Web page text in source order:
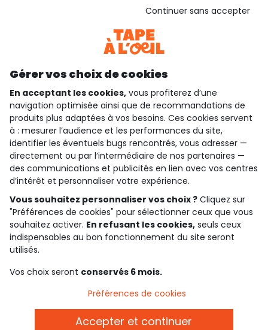
Voir l’attestation de confiance
Téléchargez notre application
Découvrir notre application
qui sommes-nous ?
besoin d'aide ?
le club fidélité
notre catalogue
Conditions générales de ventes et d'utilisation
Politique de confidentialité
Cookies et données personnelles
Paramètres des cookies
Gérer vos choix de cookies
En acceptant les cookies, vous profiterez d’une
navigation optimisée ainsi que de recommandations de
produits plus adaptées à vos besoins. Ces cookies servent
à : mesurer l’audience et les performances du site,
identifier les éventuels bugs rencontrés, vous adresser —
directement ou par l’intermédiaire de nos partenaires —
des communications et publicités en lien avec vos centres
d’intérêt et personnaliser votre expérience.
Vous souhaitez personnaliser vos choix ? Cliquez sur
"Préférences de cookies" pour sélectionner ceux que vous
souhaitez activer. En refusant les cookies, seuls ceux
indispensables au bon fonctionnement du site seront
utilisés.
Vos choix seront conservés 6 mois.
Continuer sans accepter
Préférences de cookies
Accepter et continuer